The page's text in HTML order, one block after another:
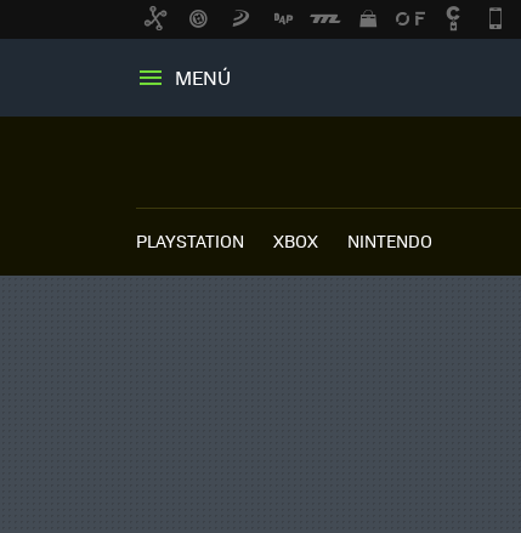
MENÚ
PLAYSTATION XBOX NINTENDO